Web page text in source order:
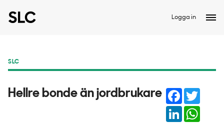
Logga in
SLC
Hellre bonde än jordbrukare Facebook
LinkedIn